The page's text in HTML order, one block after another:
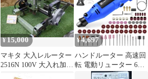
シ 3種類 36点入り ホイ
ールワイヤー エンドワ
イヤー サビ落とし 塗装
はがし研削 研磨 工具
DIY 工業用 ブラシ 工業
用 ブラシ
¥15,000
マキタ 大入レルーター
2516N 100V 大入れ加工
¥4,697
ハンドルーター 高速回
転 電動リューター 6段
変速 80点アクセサリー